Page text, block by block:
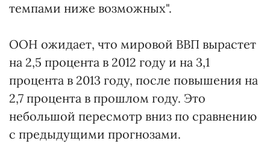
темпами ниже возможных".
ООН ожидает, что мировой ВВП вырастет
на 2,5 процента в 2012 году и на 3,1
процента в 2013 году, после повышения на
2,7 процента в прошлом году. Это
небольшой пересмотр вниз по сравнению
с предыдущими прогнозами.